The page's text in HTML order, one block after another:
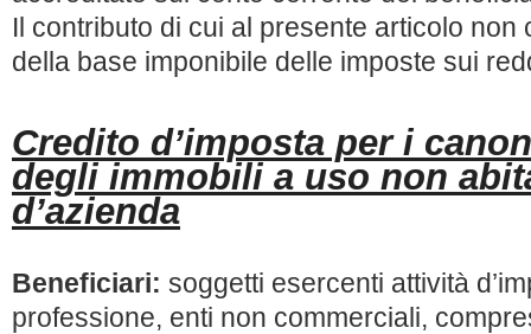
Il contributo di cui al presente articolo
della base imponibile delle imposte sui
Credito d’imposta per i
degli immobili a uso non
d’azienda
Beneficiari: soggetti esercenti attività
professione, enti non commerciali,